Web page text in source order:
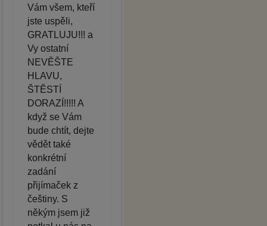
Vám všem, kteří
jste uspěli,
GRATLUJU!!! a
Vy ostatní
NEVĚŠTE
HLAVU,
ŠTĚSTÍ
DORAZÍ!!!!! A
když se Vám
bude chtít, dejte
vědět také
konkrétní
zadání
přijímaček z
češtiny. S
někým jsem již